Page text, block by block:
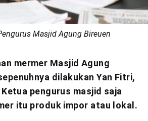
Masjid Agung Bireuen
mermer Masjid Agung
dilakukan Yan Fitri,
pengurus masjid saja
itu produk impor atau lokal.